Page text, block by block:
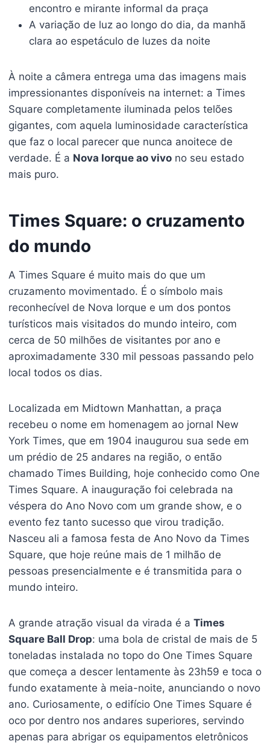
encontro e mirante informal da praça
A variação de luz ao longo do dia, da manhã
clara ao espetáculo de luzes da noite
À noite a câmera entrega uma das imagens mais
impressionantes disponíveis na internet: a Times
Square completamente iluminada pelos telões
gigantes, com aquela luminosidade característica
que faz o local parecer que nunca anoitece de
verdade. É a Nova Iorque ao vivo no seu estado
mais puro.
Times Square: o cruzamento
do mundo
A Times Square é muito mais do que um
cruzamento movimentado. É o símbolo mais
reconhecível de Nova Iorque e um dos pontos
turísticos mais visitados do mundo inteiro, com
cerca de 50 milhões de visitantes por ano e
aproximadamente 330 mil pessoas passando pelo
local todos os dias.
Localizada em Midtown Manhattan, a praça
recebeu o nome em homenagem ao jornal New
York Times, que em 1904 inaugurou sua sede em
um prédio de 25 andares na região, o então
chamado Times Building, hoje conhecido como One
Times Square. A inauguração foi celebrada na
véspera do Ano Novo com um grande show, e o
evento fez tanto sucesso que virou tradição.
Nasceu ali a famosa festa de Ano Novo da Times
Square, que hoje reúne mais de 1 milhão de
pessoas presencialmente e é transmitida para o
mundo inteiro.
A grande atração visual da virada é a Times
Square Ball Drop: uma bola de cristal de mais de 5
toneladas instalada no topo do One Times Square
que começa a descer lentamente às 23h59 e toca o
fundo exatamente à meia-noite, anunciando o novo
ano. Curiosamente, o edifício One Times Square é
oco por dentro nos andares superiores, servindo
apenas para abrigar os equipamentos eletrônicos